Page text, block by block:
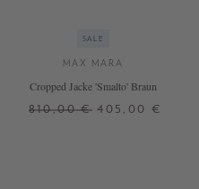
SALE
MAX MARA
Cropped Jacke 'Smalto' Braun
810,00 € 405,00 €